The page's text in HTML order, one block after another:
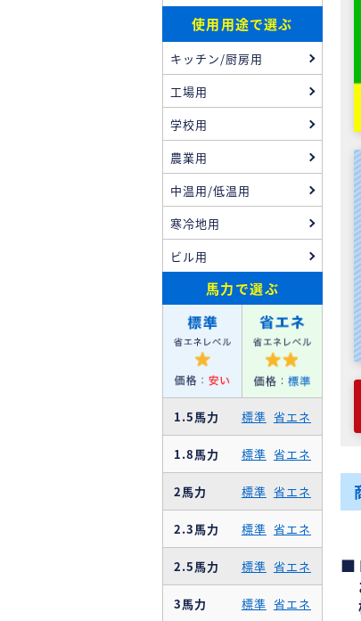
使用用途で選ぶ
キッチン/厨房用
工場用
学校用
農業用
中温用/低温用
寒冷地用
ビル用
馬力で選ぶ
1.5馬力 標準 省エネ
1.8馬力 標準 省エネ
2馬力 標準 省エネ
2.3馬力 標準 省エネ
2.5馬力 標準 省エネ
3馬力 標準 省エネ